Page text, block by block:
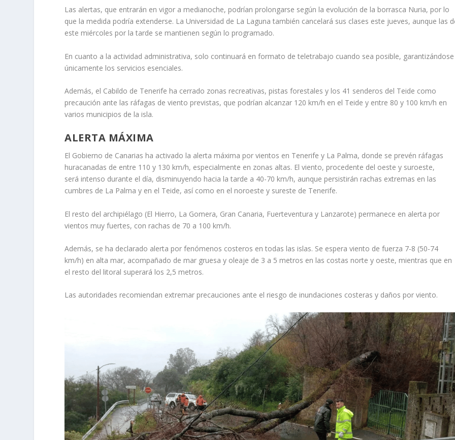
Las alertas, que entrarán en vigor a medianoche, podrían prolongarse según la evolución de la borrasca Nuria, por lo
que la medida podría extenderse. La Universidad de La Laguna también cancelará sus clases este jueves, aunque las
este miércoles por la tarde se mantienen según lo programado.
En cuanto a la actividad administrativa, solo continuará en formato de teletrabajo cuando sea posible, garantizándose
únicamente los servicios esenciales.
Además, el Cabildo de Tenerife ha cerrado zonas recreativas, pistas forestales y los 41 senderos del Teide como
precaución ante las ráfagas de viento previstas, que podrían alcanzar 120 km/h en el Teide y entre 80 y 100 km/h en
varios municipios de la isla.
ALERTA MÁXIMA
El Gobierno de Canarias ha activado la alerta máxima por vientos en Tenerife y La Palma, donde se prevén ráfagas
huracanadas de entre 110 y 130 km/h, especialmente en zonas altas. El viento, procedente del oeste y suroeste,
será intenso durante el día, disminuyendo hacia la tarde a 40-70 km/h, aunque persistirán rachas extremas en las
cumbres de La Palma y en el Teide, así como en el noroeste y sureste de Tenerife.
El resto del archipiélago (El Hierro, La Gomera, Gran Canaria, Fuerteventura y Lanzarote) permanece en alerta por
vientos muy fuertes, con rachas de 70 a 100 km/h.
Además, se ha declarado alerta por fenómenos costeros en todas las islas. Se espera viento de fuerza 7-8 (50-74
km/h) en alta mar, acompañado de mar gruesa y oleaje de 3 a 5 metros en las costas norte y oeste, mientras que en
el resto del litoral superará los 2,5 metros.
Las autoridades recomiendan extremar precauciones ante el riesgo de inundaciones costeras y daños por viento.